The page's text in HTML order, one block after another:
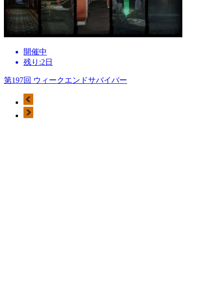
開催中
残り:2日
第197回 ウィークエンドサバイバー